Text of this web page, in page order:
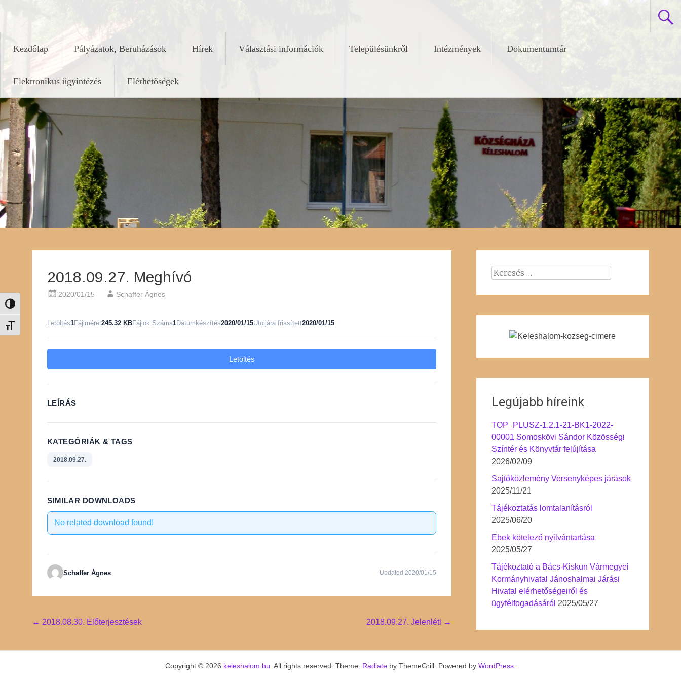
Nagy kontraszt váltása
Betűméret váltása
Kezdőlap Pályázatok, Beruházások Hírek Választási információk Településünkről Intézmények Dokumentumtár
Elektronikus ügyintézés Elérhetőségek
2018.09.27. Meghívó
2020/01/15 Schaffer Ágnes
Letöltés1Fájlméret245.32 KBFájlok Száma1Dátumkészítés2020/01/15Utoljára frissített2020/01/15
Letöltés
LEÍRÁS
KATEGÓRIÁK & TAGS
2018.09.27.
SIMILAR DOWNLOADS
No related download found!
Schaffer Ágnes Updated 2020/01/15
Post
← 2018.08.30. Előterjesztések 2018.09.27. Jelenléti →
Keresés:
Legújabb híreink
TOP_PLUSZ-1.2.1-21-BK1-2022-
00001 Somoskövi Sándor Közösségi
Színtér és Könyvtár felújítása
2026/02/09
Sajtóközlemény Versenyképes járások
2025/11/21
Tájékoztatás lomtalanításról
2025/06/20
Ebek kötelező nyilvántartása
2025/05/27
Tájékoztató a Bács-Kiskun Vármegyei
Kormányhivatal Jánoshalmai Járási
Hivatal elérhetőségeiről és
ügyfélfogadásáról 2025/05/27
Copyright © 2026 keleshalom.hu . All rights reserved. Theme: Radiate by ThemeGrill. Powered by WordPress